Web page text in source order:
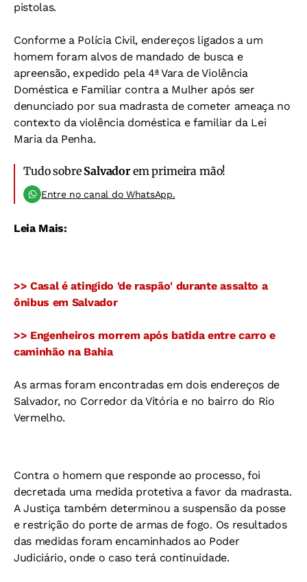
pistolas.
Conforme a Polícia Civil, endereços ligados a um
homem foram alvos de mandado de busca e
apreensão, expedido pela 4ª Vara de Violência
Doméstica e Familiar contra a Mulher após ser
denunciado por sua madrasta de cometer ameaça no
contexto da violência doméstica e familiar da Lei
Maria da Penha.
Tudo sobre Salvadorem primeira mão!
Entre no canal do WhatsApp.
Leia Mais:
>> Casal é atingido 'de raspão' durante assalto a
ônibus em Salvador
>> Engenheiros morrem após batida entre carro e
caminhão na Bahia
As armas foram encontradas em dois endereços de
Salvador, no Corredor da Vitória e no bairro do Rio
Vermelho.
Contra o homem que responde ao processo, foi
decretada uma medida protetiva a favor da madrasta.
A Justiça também determinou a suspensão da posse
e restrição do porte de armas de fogo. Os resultados
das medidas foram encaminhados ao Poder
Judiciário, onde o caso terá continuidade.